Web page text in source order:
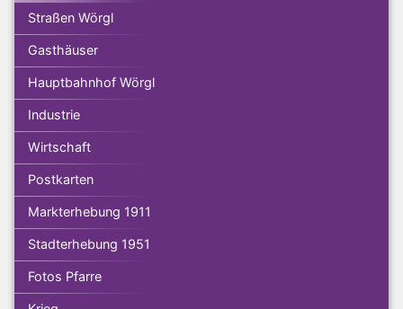
Straßen Wörgl
Gasthäuser
Hauptbahnhof Wörgl
Industrie
Wirtschaft
Postkarten
Markterhebung 1911
Stadterhebung 1951
Fotos Pfarre